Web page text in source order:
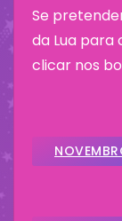
Se
da Lua para
clicar nos